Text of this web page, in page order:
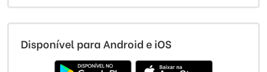
Disponível para Android e iOS